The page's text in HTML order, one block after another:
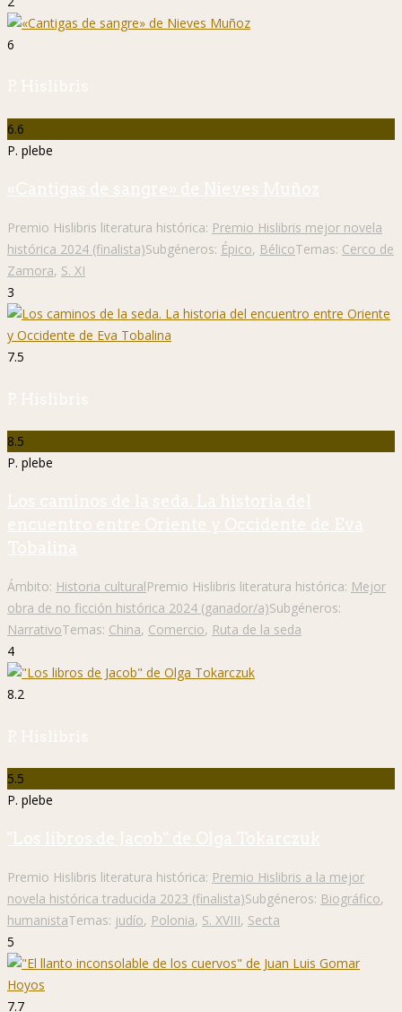
6
P. Hislibris
6.6
P. plebe
«Cantigas de sangre» de Nieves Muñoz
Premio Hislibris literatura histórica: Premio Hislibris mejor novela
histórica 2024 (finalista)Subgéneros: Épico, BélicoTemas: Cerco de
Zamora, S. XI
3
7.5
P. Hislibris
8.5
P. plebe
Los caminos de la seda. La historia del
encuentro entre Oriente y Occidente de Eva
Tobalina
Ámbito: Historia culturalPremio Hislibris literatura histórica: Mejor
obra de no ficción histórica 2024 (ganador/a)Subgéneros:
NarrativoTemas: China, Comercio, Ruta de la seda
4
8.2
P. Hislibris
5.5
P. plebe
"Los libros de Jacob" de Olga Tokarczuk
Premio Hislibris literatura histórica: Premio Hislibris a la mejor
novela histórica traducida 2023 (finalista)Subgéneros: Biográfico,
humanistaTemas: judío, Polonia, S. XVIII, Secta
5
7.7